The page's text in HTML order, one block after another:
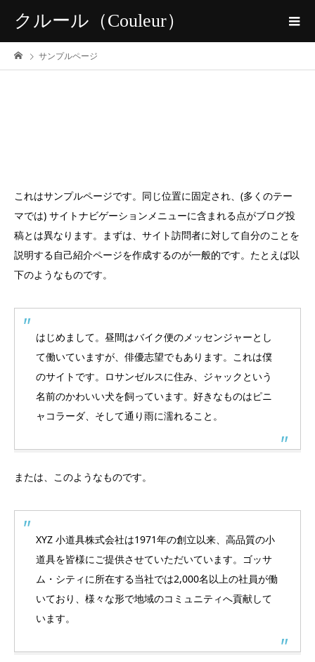
クルール（Couleur）
サンプルページ
これはサンプルページです。同じ位置に固定され、(多くのテー
マでは) サイトナビゲーションメニューに含まれる点がブログ投
稿とは異なります。まずは、サイト訪問者に対して自分のことを
説明する自己紹介ページを作成するのが一般的です。たとえば以
下のようなものです。
はじめまして。昼間はバイク便のメッセンジャーとし
て働いていますが、俳優志望でもあります。これは僕
のサイトです。ロサンゼルスに住み、ジャックという
名前のかわいい犬を飼っています。好きなものはピニ
ャコラーダ、そして通り雨に濡れること。
または、このようなものです。
XYZ 小道具株式会社は1971年の創立以来、高品質の小
道具を皆様にご提供させていただいています。ゴッサ
ム・シティに所在する当社では2,000名以上の社員が働
いており、様々な形で地域のコミュニティへ貢献して
います。